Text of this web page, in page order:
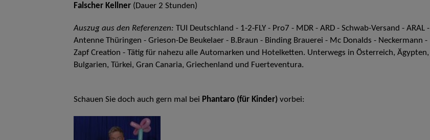
Falscher Kellner (Dauer 2 Stunden)
Auszug aus den Referenzen:
TUI Deutschland - 1-2-FLY - Pro7 - MDR - ARD - Schwab-Versand - ARAL -
Antenne Thüringen - Grieson-De Beukelaer - B.Braun - Binding Brauerei - Mc Donalds - Neckermann -
Zapf Creation - Tätig für nahezu alle Automarken und Hotelketten. Unterwegs in Österreich, Ägypten,
Bulgarien, Türkei, Gran Canaria, Griechenland und Fuerteventura.
Schauen Sie doch auch gern mal bei Phantaro (für Kinder) vorbei: